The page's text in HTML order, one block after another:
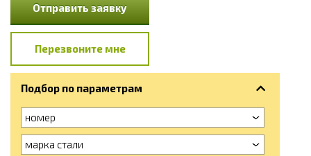
Отправить заявку
Перезвоните мне
Подбор по параметрам
номер
марка стали